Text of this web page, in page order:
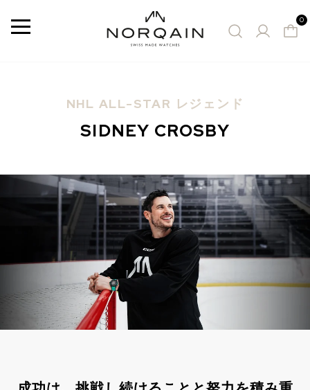
メ
0
お勧めの時計
在庫あり
WILD ONE SKELETON
在庫あり
ADVENTURE CHRONO
NHL ALL-STAR レジェンド
SIDNEY CROSBY